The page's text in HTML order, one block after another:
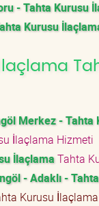
- Tahta Kurusu
Kurusu
Merkez - Tahta
İlaçlama Hizmeti
İlaçlamaTahta
- Adaklı -
Kurusu